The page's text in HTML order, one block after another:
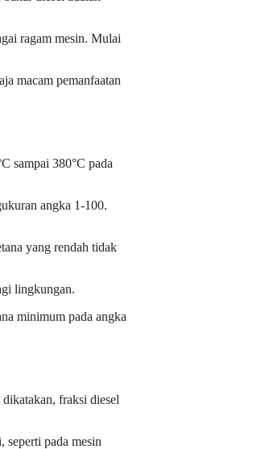
ragam mesin. Mulai
macam pemanfaatan
sampai 380°C pada
angka 1-100.
yang rendah tidak
lingkungan.
minimum pada angka
fraksi diesel
seperti pada mesin